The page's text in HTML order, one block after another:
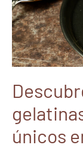
únicos